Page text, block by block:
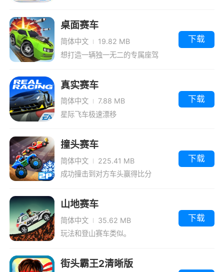
桌面赛车
简体中文
19.82 MB
想打造一辆独一无二的专属座驾
下载
真实赛车
简体中文
7.88 MB
星际飞车极速漂移
下载
撞头赛车
简体中文
225.41 MB
成功撞击到对方车头赢得比分
下载
山地赛车
简体中文
35.62 MB
玩法和登山赛车类似。
下载
街头霸王2清晰版